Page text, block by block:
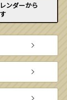
ンダーから